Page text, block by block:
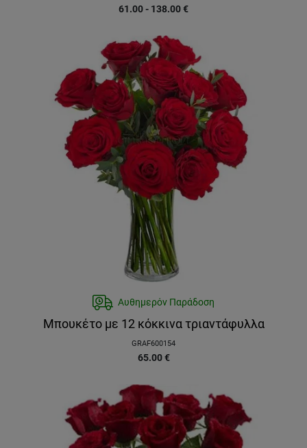
61.00 - 138.00€
Αυθημερόν Παράδοση
Μπουκέτο με 12 κόκκινα τριαντάφυλλα
GRAF600154
65.00 €